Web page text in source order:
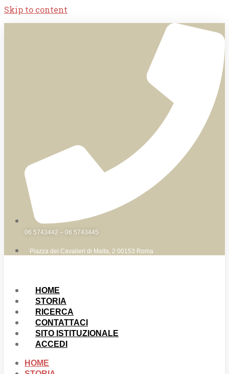
Skip to content
06 5743442 – 06 5743445
Piazza dei Cavalieri di Malta, 2 00153 Roma
HOME
STORIA
RICERCA
CONTATTACI
SITO ISTITUZIONALE
ACCEDI
HOME